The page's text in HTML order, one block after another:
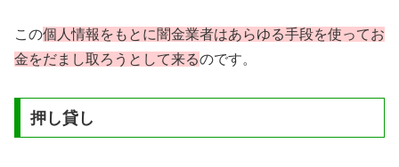
この個人情報をもとに闇金業者はあらゆる手段を使ってお
金をだまし取ろうとして来るのです。
押し貸し